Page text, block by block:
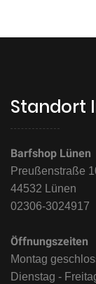
Standort
Barfshop Lünen
Preußenstraße
44532 Lünen
02306-3024917
Öffnungszeiten
Montag
Dienstag -